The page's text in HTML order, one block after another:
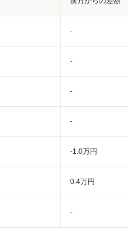
-
-
-
-
-1.0万円
0.4万円
-